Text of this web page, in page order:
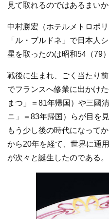
見て取れるのではあるまいか
中村勝宏（ホテルメトロポ
「ル・ブルドネ」で日本人
星を取ったのは昭和54（79
戦後に生まれ、ごく当たり
でフランスへ修業に出かけ
まつ」＝81年帰国）や三國
ニ」＝83年帰国）らが目を
もう少し後の時代になって
から20年を経て、世界に通
が次々と誕生したのである。